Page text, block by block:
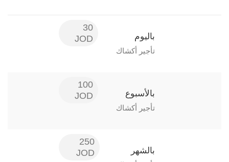
باليوم
تأجير أكشاك
30
JOD
بالأسبوع
تأجير أكشاك
100
JOD
بالشهر
250
JOD